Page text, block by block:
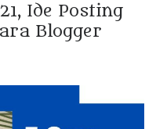
Ide Posting
Blogger